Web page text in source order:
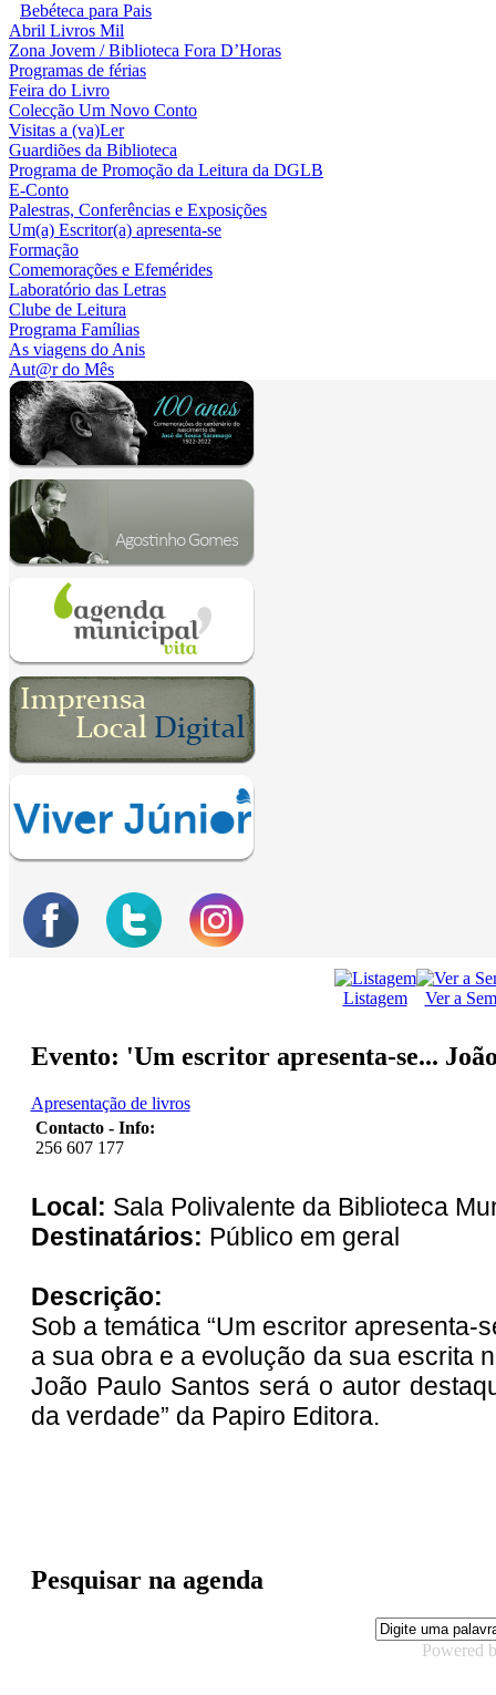
Bebéteca para Pais
Abril Livros Mil
Zona Jovem / Biblioteca Fora D’Horas
Programas de férias
Feira do Livro
Colecção Um Novo Conto
Visitas a (va)Ler
Guardiões da Biblioteca
Programa de Promoção da Leitura da DGLB
E-Conto
Palestras, Conferências e Exposições
Um(a) Escritor(a) apresenta-se
Formação
Comemorações e Efemérides
Laboratório das Letras
Clube de Leitura
Programa Famílias
As viagens do Anis
Aut@r do Mês
Listagem Ver a
Evento: 'Um escritor apresenta-se...
Apresentação de livros
Contacto - Info:
256 607 177
Local: Sala Polivalente da Biblioteca
Destinatários: Público em geral
Descrição:
Sob a temática “Um escritor
a sua obra e a evolução da sua escrita
João Paulo Santos será o autor
da verdade” da Papiro Editora.
Pesquisar na agenda
Powered